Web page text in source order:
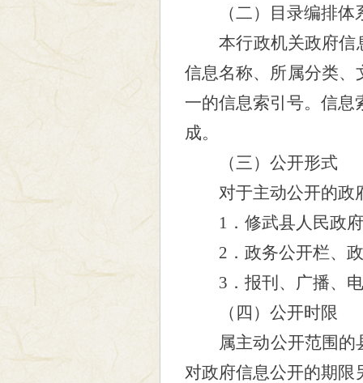
（二）目录编排体
本行政机关政府信
信息名称、所属分类
一的信息索引号。信息
成。
（三）公开形式
对于主动公开的政
1 ．修武县人民政
2 ．政务公开栏、
3 ．报刊、广播、
（四）公开时限
属主动公开范围
对政府信息公开的期限